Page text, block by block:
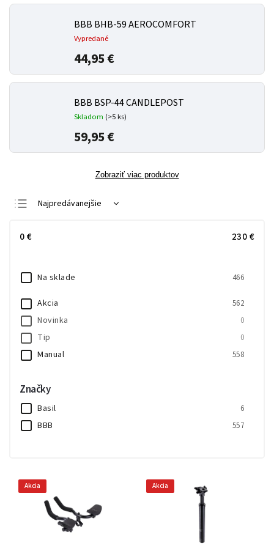
BBB BHB-59 AEROCOMFORT
Vypredané
44,95 €
BBB BSP-44 CANDLEPOST
Skladom (>5 ks)
59,95 €
Zobraziť viac produktov
Najpredávanejšie
0€ 230€
Na sklade 466
Akcia 562
Novinka 0
Tip 0
Manual 558
Značky
Basil 6
BBB 557
Akcia Akcia